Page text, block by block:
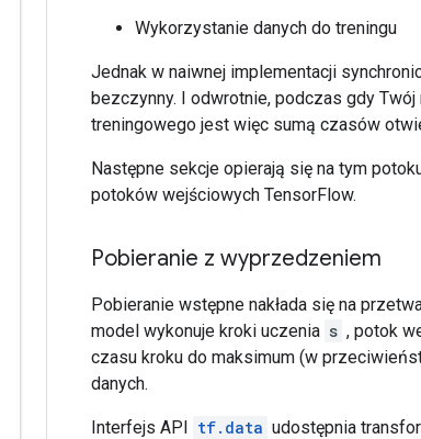
Wykorzystanie danych do treningu
Jednak w naiwnej implementacji
bezczynny. I odwrotnie, podczas gdy
treningowego jest więc sumą czasów
Następne sekcje opierają się na tym
potoków wejściowych TensorFlow.
Pobieranie z wyprzedzeniem
Pobieranie wstępne nakłada się na
model wykonuje kroki uczenia s , potok
czasu kroku do maksimum (w
danych.
Interfejs API tf.data udostępnia